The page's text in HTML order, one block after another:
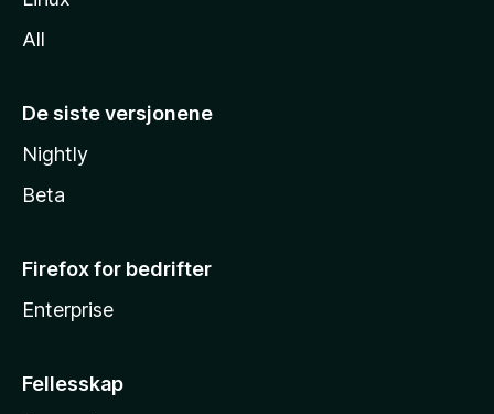
All
De siste versjonene
Nightly
Beta
Firefox for bedrifter
Enterprise
Fellesskap